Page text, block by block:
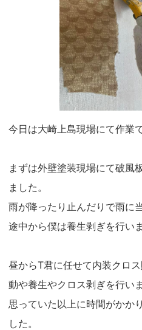
今日は大崎上島現場にて作業で
まずは外壁塗装現場にて破風
ました。
雨が降ったり止んだりで雨に
途中から僕は養生剥ぎを行いま
昼からT君に任せて内装クロ
動や養生やクロス剥ぎを行いま
思っていた以上に時間がかか
した。